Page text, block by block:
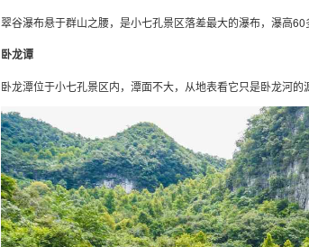
翠谷瀑布悬于群山之腰，是小七孔景区落差最大的瀑布，瀑高
卧龙谭
卧龙潭位于小七孔景区内，潭面不大，从地表看它只是卧龙河